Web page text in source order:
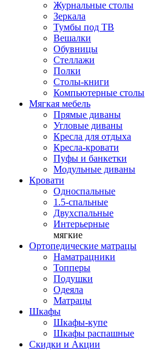
Журнальные столы
Зеркала
Тумбы под ТВ
Вешалки
Обувницы
Стеллажи
Полки
Столы-книги
Компьютерные столы
Мягкая мебель
Прямые диваны
Угловые диваны
Кресла для отдыха
Кресла-кровати
Пуфы и банкетки
Модульные диваны
Кровати
Односпальные
1.5-спальные
Двухспальные
Интерьерные
мягкие
Ортопедические матрацы
Наматрацники
Топперы
Подушки
Одеяла
Матрацы
Шкафы
Шкафы-купе
Шкафы распашные
Скидки и Акции